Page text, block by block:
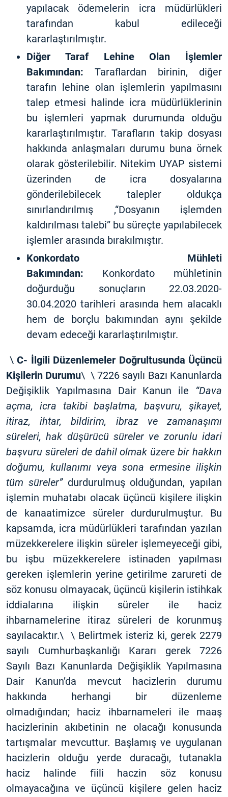
yapılacak ödemelerin icra müdürlükleri
tarafından kabul edileceği
kararlaştırılmıştır.
Diğer Taraf Lehine Olan İşlemler
Bakımından: Taraflardan birinin, diğer
tarafın lehine olan işlemlerin yapılmasını
talep etmesi halinde icra müdürlüklerinin
bu işlemleri yapmak durumunda olduğu
kararlaştırılmıştır. Tarafların takip dosyası
hakkında anlaşmaları durumu buna örnek
olarak gösterilebilir. Nitekim UYAP sistemi
üzerinden de icra dosyalarına
gönderilebilecek talepler oldukça
sınırlandırılmış ,“Dosyanın işlemden
kaldırılması talebi” bu süreçte yapılabilecek
işlemler arasında bırakılmıştır.
Konkordato Mühleti
Bakımından: Konkordato mühletinin
doğurduğu sonuçların 22.03.2020-
30.04.2020 tarihleri arasında hem alacaklı
hem de borçlu bakımından aynı şekilde
devam edeceği kararlaştırılmıştır.
\ C- İlgili Düzenlemeler Doğrultusunda Üçüncü
Kişilerin Durumu\ \ 7226 sayılı Bazı Kanunlarda
Değişiklik Yapılmasına Dair Kanun ile “Dava
açma, icra takibi başlatma, başvuru, şikayet,
itiraz, ihtar, bildirim, ibraz ve zamanaşımı
süreleri, hak düşürücü süreler ve zorunlu idari
başvuru süreleri de dahil olmak üzere bir hakkın
doğumu, kullanımı veya sona ermesine ilişkin
tüm süreler”durdurulmuş olduğundan, yapılan
işlemin muhatabı olacak üçüncü kişilere ilişkin
de kanaatimizce süreler durdurulmuştur. Bu
kapsamda, icra müdürlükleri tarafından yazılan
müzekkerelere ilişkin süreler işlemeyeceği gibi,
bu işbu müzekkerelere istinaden yapılması
gereken işlemlerin yerine getirilme zarureti de
söz konusu olmayacak, üçüncü kişilerin istihkak
iddialarına ilişkin süreler ile haciz
ihbarnamelerine itiraz süreleri de korunmuş
sayılacaktır.\ \ Belirtmek isteriz ki, gerek 2279
sayılı Cumhurbaşkanlığı Kararı gerek 7226
Sayılı Bazı Kanunlarda Değişiklik Yapılmasına
Dair Kanun’da mevcut hacizlerin durumu
hakkında herhangi bir düzenleme
olmadığından; haciz ihbarnameleri ile maaş
hacizlerinin akıbetinin ne olacağı konusunda
tartışmalar mevcuttur. Başlamış ve uygulanan
hacizlerin olduğu yerde duracağı, tutanakla
haciz halinde fiili haczin söz konusu
olmayacağına ve üçüncü kişilere gelen haciz